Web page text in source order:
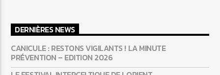
DERNIÈRES NEWS
CANICULE : RESTONS VIGILANTS ! LA MINUTE
PRÉVENTION – EDITION 2026